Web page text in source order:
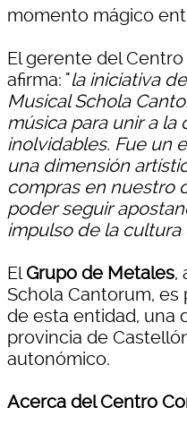
momento mágico
El gerente del
afirma: "la iniciativa
Musical Schola
música para unir a
inolvidables. Fue un
una dimensión
compras en nuestro
poder seguir
impulso de la
ElGrupo de Metales,
Schola Cantorum,
de esta entidad, una
provincia de
autonómico.
Acerca del Centro